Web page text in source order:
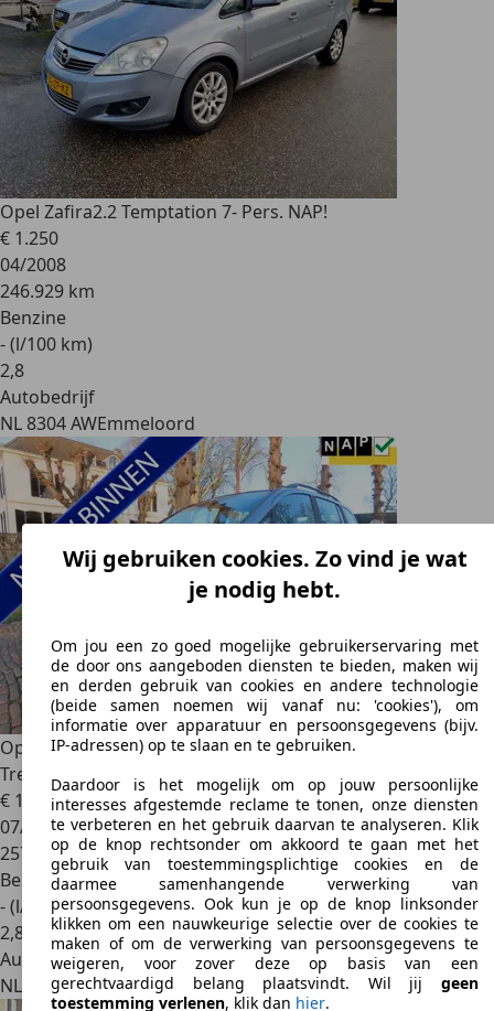
Opel Zafira2.2 Temptation 7- Pers. NAP!
€ 1.250
04/2008
246.929 km
Benzine
- (l/100 km)
2,8
Autobedrijf
NL 8304 AWEmmeloord
Opel Zafira1.8-16V Comfort 7 Persoons Airco Cruisecontrol
Tre
€ 1.450
07/2003
257.833 km
Benzine
- (l/100 km)
2,8
Autobedrijf
NL 3882 AJPutten
Wij gebruiken cookies. Zo vind je wat
je nodig hebt.
Om jou een zo goed mogelijke gebruikerservaring met
de door ons aangeboden diensten te bieden, maken wij
en derden gebruik van cookies en andere technologie
(beide samen noemen wij vanaf nu: 'cookies'), om
informatie over apparatuur en persoonsgegevens (bijv.
IP-adressen) op te slaan en te gebruiken.
Daardoor is het mogelijk om op jouw persoonlijke
interesses afgestemde reclame te tonen, onze diensten
te verbeteren en het gebruik daarvan te analyseren. Klik
op de knop rechtsonder om akkoord te gaan met het
gebruik van toestemmingsplichtige cookies en de
daarmee samenhangende verwerking van
persoonsgegevens. Ook kun je op de knop linksonder
klikken om een nauwkeurige selectie over de cookies te
maken of om de verwerking van persoonsgegevens te
weigeren, voor zover deze op basis van een
gerechtvaardigd belang plaatsvindt. Wil jij geen
toestemming verlenen, klik dan hier.